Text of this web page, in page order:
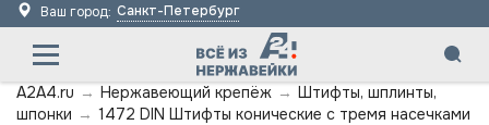
Ваш город: Санкт-Петербург
A2A4.ru → Нержавеющий крепёж → Штифты, шплинты,
шпонки → 1472 DIN Штифты конические с тремя насечками